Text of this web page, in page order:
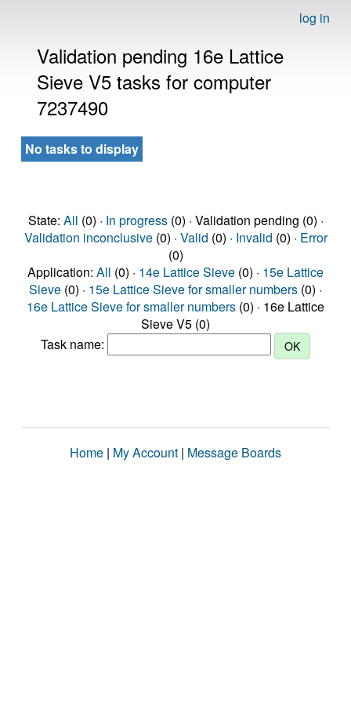
log in
Validation pending 16e Lattice
Sieve V5 tasks for computer
7237490
No tasks to display
State: All (0) · In progress(0) · Validation pending (0) ·
Validation inconclusive(0) · Valid (0) · Invalid (0) · Error
(0)
Application: All (0) · 14e Lattice Sieve (0) · 15e Lattice
Sieve (0) · 15e Lattice Sieve for smaller numbers (0) ·
16e Lattice Sieve for smaller numbers (0) · 16e Lattice
Sieve V5 (0)
Task name:
Home | My Account | Message Boards